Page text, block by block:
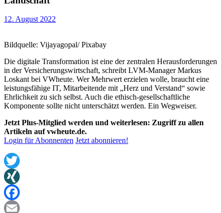
12. August 2022
Bildquelle: Vijayagopal/ Pixabay
Die digitale Transformation ist eine der zentralen Herausforderungen
in der Versicherungswirtschaft, schreibt LVM-Manager Markus
Loskant bei VWheute. Wer Mehrwert erzielen wolle, braucht eine
leistungsfähige IT, Mitarbeitende mit „Herz und Verstand“ sowie
Ehrlichkeit zu sich selbst. Auch die ethisch-gesellschaftliche
Komponente sollte nicht unterschätzt werden. Ein Wegweiser.
Jetzt Plus-Mitglied werden und weiterlesen: Zugriff zu allen
Artikeln auf vwheute.de.
Login für Abonnenten Jetzt abonnieren!
Twitter
XING
Facebook